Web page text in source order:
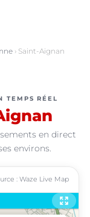
› Saint-Aignan
TEMPS RÉEL
en direct
environs.
: Waze Live Map